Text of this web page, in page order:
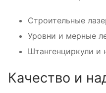
Строительные
Уровни и мерные
Штангенциркули и
Качество и